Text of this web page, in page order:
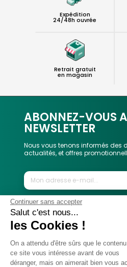
Expédition
24/48h ouvrée
Retrait gratuit
en magasin
ABONNEZ-VOUS
NEWSLETTER
Nous vous tenons informés des
actualités, et offres
Phox
Suivez-nous
Continuer sans accepter
Salut c'est nous...
les Cookies !
On a attendu d'être sûrs que le
ce site vous intéresse avant de vous
déranger, mais on aimerait bien vous